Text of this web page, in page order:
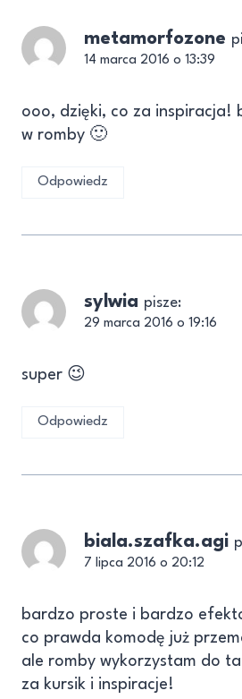
metamorfozone
14 marca 2016 o 13:39
ooo, dzięki, co za inspiracja!
w romby 🙂
Odpowiedz
sylwia pisze:
29 marca 2016 o 19:16
super 😉
Odpowiedz
biala.szafka.agi
7 lipca 2016 o 20:12
bardzo proste i bardzo
co prawda komodę już
ale romby wykorzystam do
za kursik i inspiracje!